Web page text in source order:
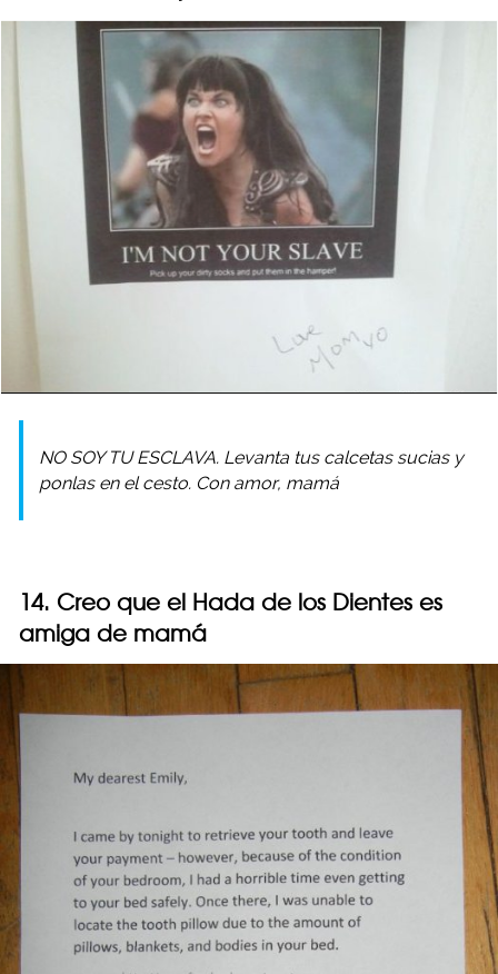
NO SOY TU ESCLAVA. Levanta tus calcetas sucias y
ponlas en el cesto. Con amor, mamá
14. Creo que el Hada de los Dientes es
amiga de mamá